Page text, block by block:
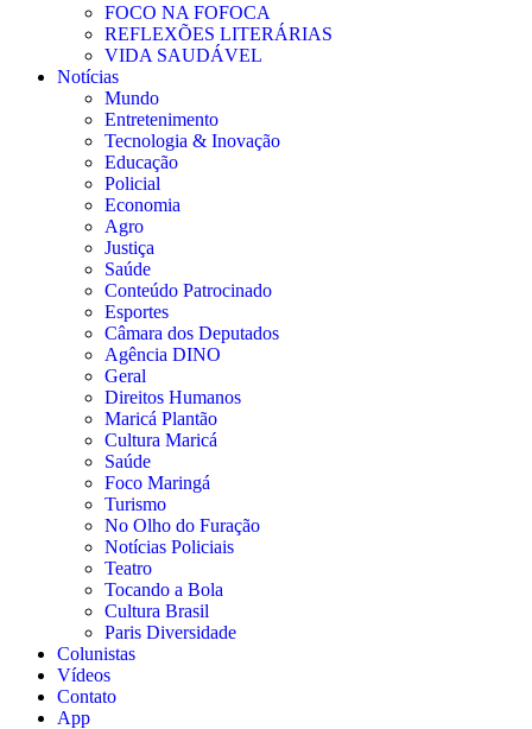
FOCO NA FOFOCA
REFLEXÕES LITERÁRIAS
VIDA SAUDÁVEL
Notícias
Mundo
Entretenimento
Tecnologia & Inovação
Educação
Policial
Economia
Agro
Justiça
Saúde
Conteúdo Patrocinado
Esportes
Câmara dos Deputados
Agência DINO
Geral
Direitos Humanos
Maricá Plantão
Cultura Maricá
Saúde
Foco Maringá
Turismo
No Olho do Furação
Notícias Policiais
Teatro
Tocando a Bola
Cultura Brasil
Paris Diversidade
Colunistas
Vídeos
Contato
App